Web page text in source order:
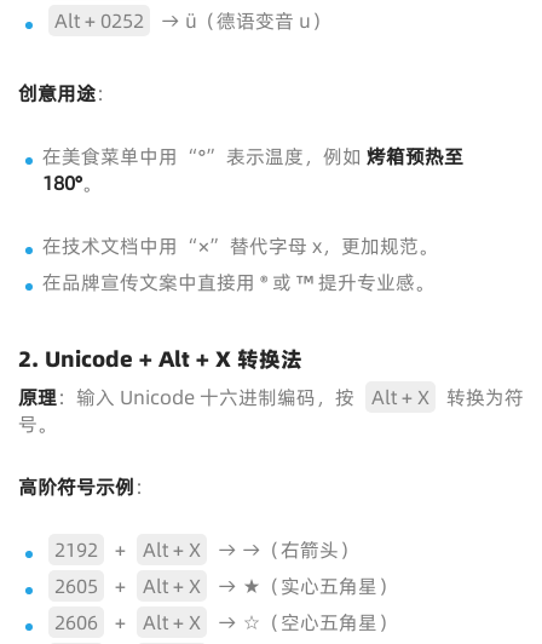
Alt + 0252
→ ü（德语变音 u）
创意用途：
在美食菜单中用 “°” 表示温度，例如 烤箱预热至
180°。
在技术文档中用 “×” 替代字母 x，更加规范。
在品牌宣传文案中直接用 ® 或 ™ 提升专业感。
2. Unicode + Alt + X 转换法
原理：输入 Unicode 十六进制编码，按 Alt + X
转换为符
号。
高阶符号示例：
2192 + Alt + X
→ →（右箭头）
2605
+ Alt + X
→ ★（实心五角星）
2606
+ Alt + X
→ ☆（空心五角星）